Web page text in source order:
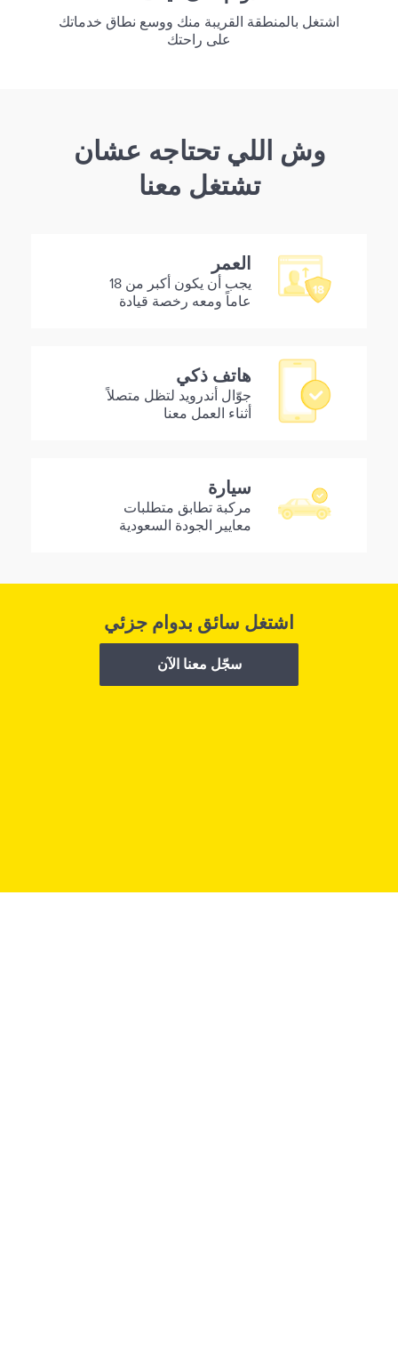
اشتغل بالمنطقة القريبة منك ووسع نطاق خدماتك
على راحتك
وش اللي تحتاجه عشان
تشتغل معنا
العمر
يجب أن يكون أكبر من 18
عاماً ومعه رخصة قيادة
هاتف ذكي
جوّال أندرويد لتظل متصلاً
أثناء العمل معنا
سيارة
مركبة تطابق متطلبات
معايير الجودة السعودية
اشتغل سائق بدوام جزئي
سجّل معنا الآن